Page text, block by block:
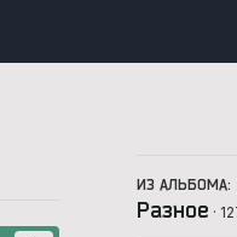
ИЗ АЛЬБОМА:
Разное ·